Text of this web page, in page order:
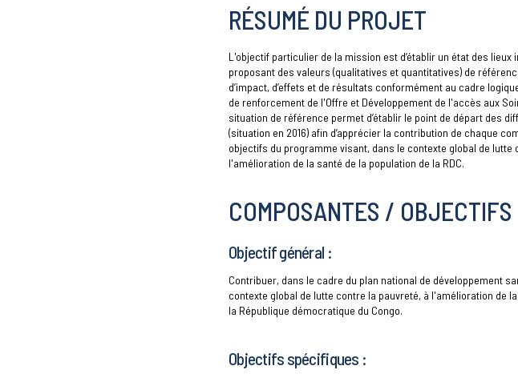
RÉSUMÉ DU PROJET
L'objectif particulier de la mission est d’établir un état des lieux
proposant des valeurs (qualitatives et quantitatives) de
d’impact, d’effets et de résultats conformément au cadre
de renforcement de l'Offre et Développement de l'accès aux
situation de référence permet d’établir le point de départ des
(situation en 2016) afin d’apprécier la contribution de chaque
objectifs du programme visant, dans le contexte global de lutte
l'amélioration de la santé de la population de la RDC.
COMPOSANTES / OBJECTIFS
Objectif général :
Contribuer, dans le cadre du plan national de développement
contexte global de lutte contre la pauvreté, à l'amélioration de
la République démocratique du Congo.
Objectifs spécifiques :